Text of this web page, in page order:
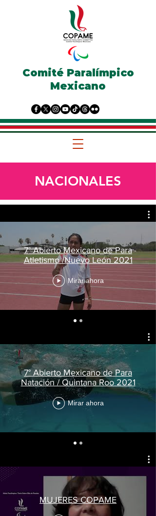
Comité Paralímpico
Mexicano
NACIONALES
7° Abierto Mexicano de Para
Atletismo /Nuevo León 2021
Mirar ahora
7° Abierto Mexicano de Para
Natación / Quintana Roo 2021
Mirar ahora
MUJERES COPAME